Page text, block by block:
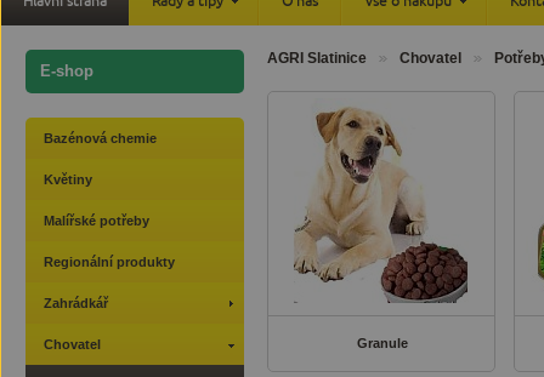
AGRI Slatinice Chovatel
Granule
E-shop
Bazénová chemie
Květiny
Malířské potřeby
Regionální produkty
Zahrádkář
Chovatel